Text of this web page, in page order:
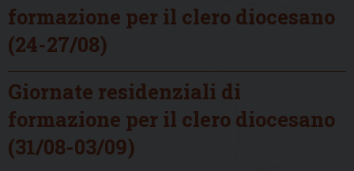
formazione per il clero diocesano
(24-27/08)
Giornate residenziali di
formazione per il clero diocesano
(31/08-03/09)